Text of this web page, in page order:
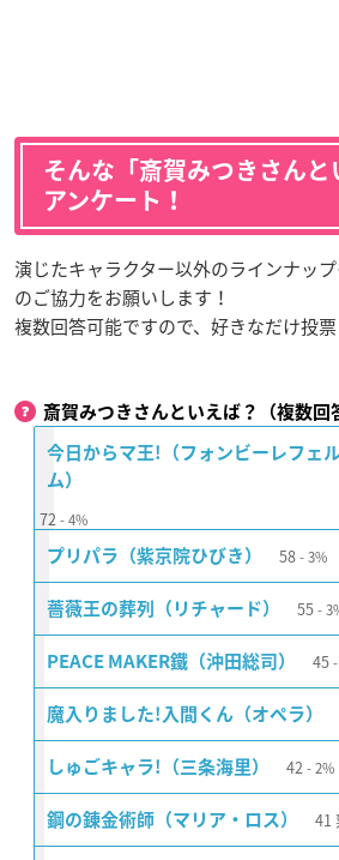
そんな「斎賀みつきさんと
アンケート！
演じたキャラクター以外のラインナッ
のご協力をお願いします！
複数回答可能ですので、好きなだけ投票
斎賀みつきさんといえば？（複数回
今日からマ王!（フォンビーレフェ
ム）
72 4%
プリパラ（紫京院ひびき） 58 3%
薔薇王の葬列（リチャード） 55
PEACE MAKER鐵（沖田総司） 45
魔入りました!入間くん（オペラ）
しゅごキャラ!（三条海里） 42 2%
鋼の錬金術師（マリア・ロス） 41